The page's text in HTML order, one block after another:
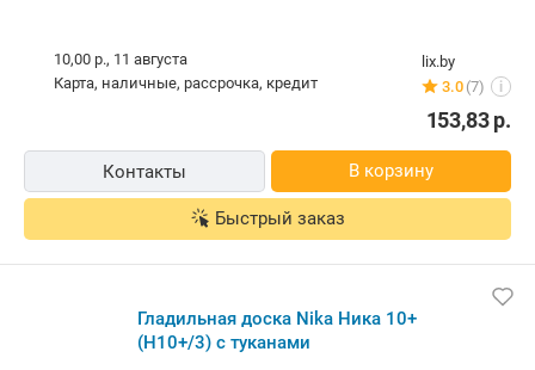
lix.by
3.0 (7) i
10,00 р., 11 августа
карта, наличные, рассрочка, кредит
153,83р.
Контакты В корзину
Быстрый заказ
Гладильная доска Nika Ника 10+
(Н10+/3) с туканами